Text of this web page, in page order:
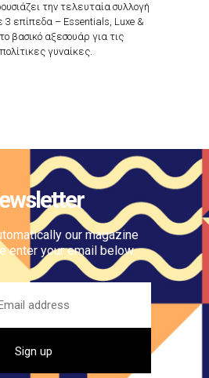
την τελευταία συλλογή
3 επίπεδα – Essentials, Luxe &
βασικό αξεσουάρ για τις
γυναίκες.
our magazine
enter your email below.